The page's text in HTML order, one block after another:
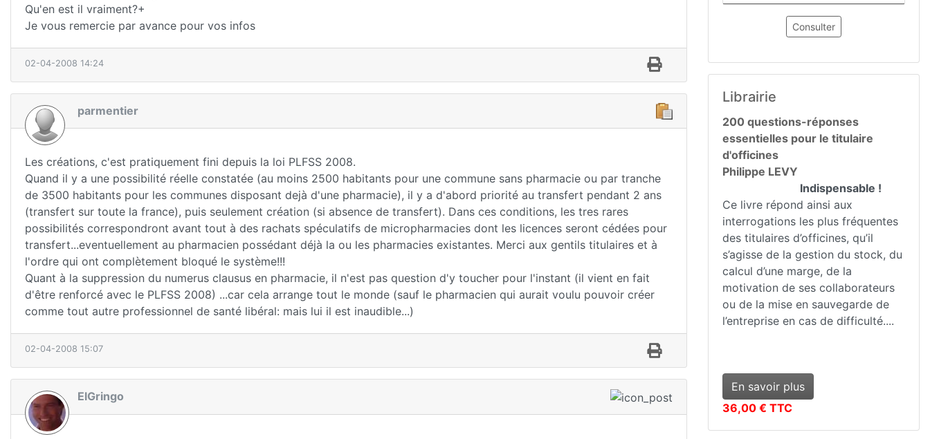
Qu'en est il vraiment?+
Je vous remercie par avance pour vos infos
02-04-2008 14:24
parmentier
Les créations, c'est pratiquement fini depuis la loi PLFSS 2008.
Quand il y a une possibilité réelle constatée (au moins 2500 habitants pour une commune sans pharmacie ou par tranche
de 3500 habitants pour les communes disposant dejà d'une pharmacie), il y a d'abord priorité au transfert pendant 2 ans
(transfert sur toute la france), puis seulement création (si absence de transfert). Dans ces conditions, les tres rares
possibilités correspondront avant tout à des rachats spéculatifs de micropharmacies dont les licences seront cédées pour
transfert...eventuellement au pharmacien possédant déjà la ou les pharmacies existantes. Merci aux gentils titulaires et à
l'ordre qui ont complètement bloqué le système!!!
Quant à la suppression du numerus clausus en pharmacie, il n'est pas question d'y toucher pour l'instant (il vient en fait
d'être renforcé avec le PLFSS 2008) ...car cela arrange tout le monde (sauf le pharmacien qui aurait voulu pouvoir créer
comme tout autre professionnel de santé libéral: mais lui il est inaudible...)
02-04-2008 15:07
ElGringo
Consulter
Librairie
200 questions-réponses
essentielles pour le titulaire
d'officines
Philippe LEVY
Indispensable !
Ce livre répond ainsi aux
interrogations les plus fréquentes
des titulaires d’officines, qu’il
s’agisse de la gestion du stock, du
calcul d’une marge, de la
motivation de ses collaborateurs
ou de la mise en sauvegarde de
l’entreprise en cas de difficulté....
En savoir plus
36,00 € TTC